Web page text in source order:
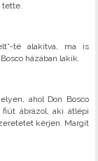
tette.
té alakítva, ma is
házában lakik.
ahol Don Bosco
ábrázol, aki átlépi
kérjen. Margit